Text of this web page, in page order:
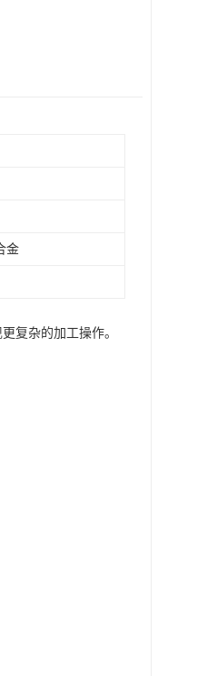
金
复杂的加工操作。